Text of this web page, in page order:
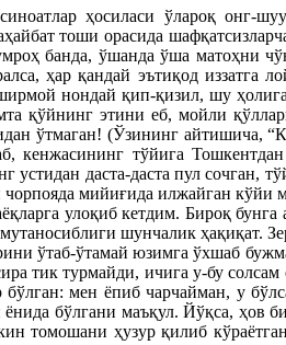
ҳосиласи ўлароқ онг-
тоши орасида
банда, ўшанда ўша матоҳни
ҳар қандай эътиқод
нондай қип-қизил, шу
қўйнинг этини еб, мойли
ўтмаган! (Ўзининг айтишича,
кенжасининг тўйига
даста-даста пул сочган,
мийиғида илжайган кўйи
улоқиб кетдим. Бироқ
шунчалик ҳақиқат.
ўтаб-ўтамай юзимга ўхшаб
тик турмайди, ичига у-бу
мен ёпиб чарчайман, у
бўлгани маъқул. Йўқса,
томошани ҳузур қилиб